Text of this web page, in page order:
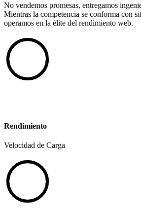
No vendemos promesas, entregamos
Mientras la competencia se conforma con
operamos en la élite del rendimiento web.
Rendimiento
Velocidad de Carga